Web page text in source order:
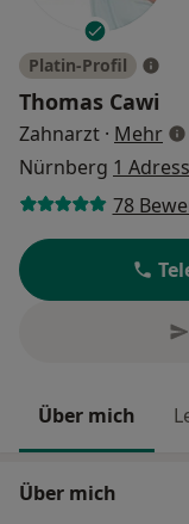
Platin-Profil
Thomas Cawi
Zahnarzt · Mehr
Nürnberg 1
78
Über mich
Über mich